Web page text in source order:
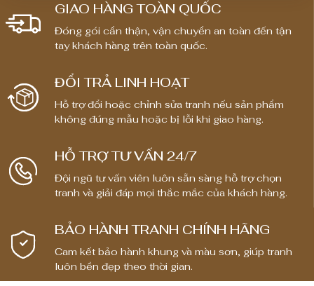
GIAO HÀNG TOÀN QUỐC
Đóng gói cẩn thận, vận chuyển an toàn đến tận
tay khách hàng trên toàn quốc.
ĐỔI TRẢ LINH HOẠT
Hỗ trợ đổi hoặc chỉnh sửa tranh nếu sản phẩm
không đúng mẫu hoặc bị lỗi khi giao hàng.
HỖ TRỢ TƯ VẤN 24/7
Đội ngũ tư vấn viên luôn sẵn sàng hỗ trợ chọn
tranh và giải đáp mọi thắc mắc của khách hàng.
BẢO HÀNH TRANH CHÍNH HÃNG
Cam kết bảo hành khung và màu sơn, giúp tranh
luôn bền đẹp theo thời gian.